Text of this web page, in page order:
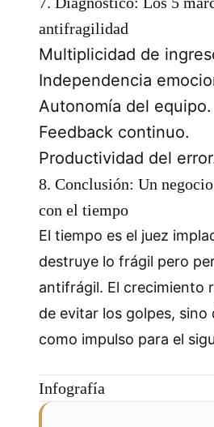
antifragilidad
Multiplicidad de
Independencia
Autonomía del equipo.
Feedback continuo.
Productividad del
8. Conclusión: Un
con el tiempo
El tiempo es el juez
destruye lo frágil pero
antifrágil. El crecimiento
de evitar los golpes, sino
como impulso para el
Infografía